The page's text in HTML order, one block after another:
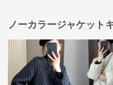
ノーカラージャケット